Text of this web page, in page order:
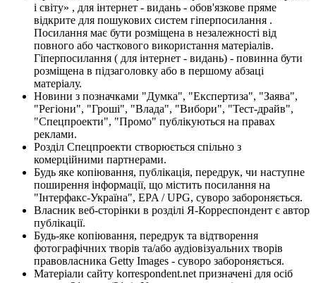
і світу» , для інтернет - видань - обов'язкове пряме
відкрите для пошукових систем гіперпосилання .
Посилання має бути розміщена в незалежності від
повного або часткового використання матеріалів.
Гіперпосилання ( для інтернет - видань) - повинна бути
розміщена в підзаголовку або в першому абзаці
матеріалу.
Новини з позначками "Думка", "Експертиза", "Заява",
"Регіони", "Гроші", "Влада", "Вибори", "Тест-драйв",
"Спецпроекти", "Промо" публікуються на правах
реклами.
Розділ Спецпроекти створюється спільно з
комерційними партнерами.
Будь яке копіювання, публікація, передрук, чи наступне
поширення інформації, що містить посилання на
"Інтерфакс-Україна", EPA / UPG, суворо забороняється.
Власник веб-сторінки в розділі Я-Корреспондент є автор
публікації.
Будь-яке копіювання, передрук та відтворення
фотографічних творів та/або аудіовізуальних творів
правовласника Getty Images - суворо забороняється.
Матеріали сайту korrespondent.net призначені для осіб